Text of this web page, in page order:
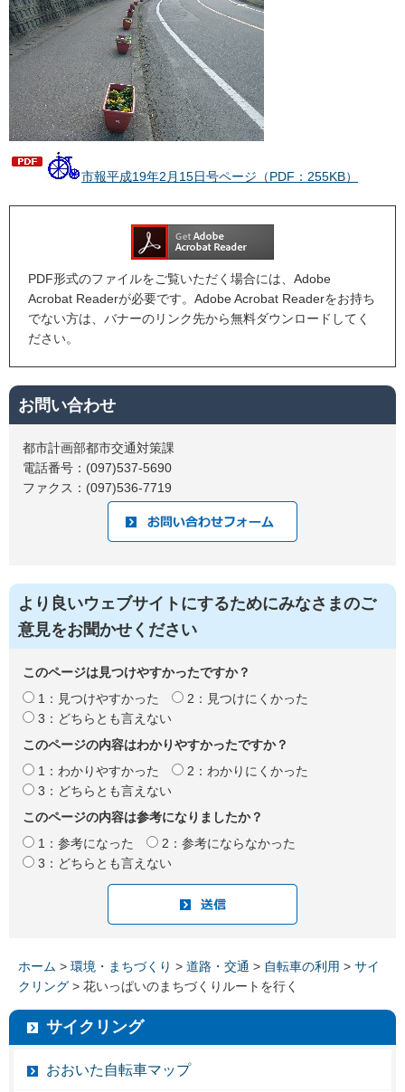
市報平成19年2月15日号ページ（PDF：255KB）
PDF形式のファイルをご覧いただく場合には、Adobe
Acrobat Readerが必要です。Adobe Acrobat Readerをお持ち
でない方は、バナーのリンク先から無料ダウンロードしてく
ださい。
お問い合わせ
都市計画部都市交通対策課
電話番号：(097)537-5690
ファクス：(097)536-7719
より良いウェブサイトにするためにみなさまのご
意見をお聞かせください
このページは見つけやすかったですか？
1：見つけやすかった
2：見つけにくかった
3：どちらとも言えない
このページの内容はわかりやすかったですか？
1：わかりやすかった
2：わかりにくかった
3：どちらとも言えない
このページの内容は参考になりましたか？
1：参考になった
2：参考にならなかった
3：どちらとも言えない
ホーム > 環境・まちづくり > 道路・交通 > 自転車の利用 > サイ
クリング > 花いっぱいのまちづくりルートを行く
サイクリング
おおいた自転車マップ